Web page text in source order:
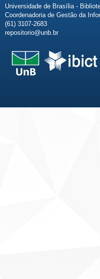
Universidade de Brasília -
Coordenadoria de Gestão da
(61) 3107-2683
repositorio@unb.br